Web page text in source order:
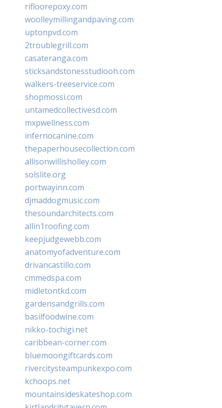
rifloorepoxy.com
woolleymillingandpaving.com
uptonpvd.com
2troublegrill.com
casateranga.com
sticksandstonesstudiooh.com
walkers-treeservice.com
shopmossi.com
untamedcollectivesd.com
mxpwellness.com
infernocanine.com
thepaperhousecollection.com
allisonwillisholley.com
solslite.org
portwayinn.com
djmaddogmusic.com
thesoundarchitects.com
allin1roofing.com
keepjudgewebb.com
anatomyofadventure.com
drivancastillo.com
cmmedspa.com
midletontkd.com
gardensandgrills.com
basilfoodwine.com
nikko-tochigi.net
caribbean-corner.com
bluemoongiftcards.com
rivercitysteampunkexpo.com
kchoops.net
mountainsideskateshop.com